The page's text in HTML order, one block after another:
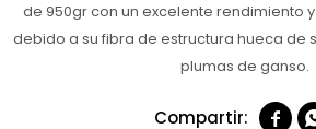
de 950gr con un excelente rendimiento
debido a su fibra de estructura hueca de
plumas de ganso.
